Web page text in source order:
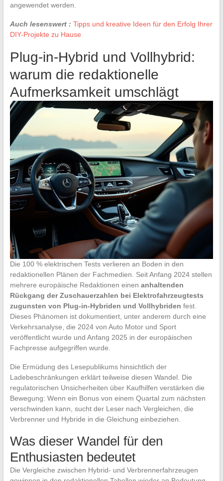
angewendet werden.
Auch lesenswert : Tipps und kreative Ideen für den Erfolg Ihrer
DIY-Projekte zu Hause
Plug-in-Hybrid und Vollhybrid:
warum die redaktionelle
Aufmerksamkeit umschlägt
Die 100 % elektrischen Tests verlieren an Boden in den
redaktionellen Plänen der Fachmedien. Seit Anfang 2024 stellen
mehrere europäische Redaktionen einen anhaltenden
Rückgang der Zuschauerzahlen bei Elektrofahrzeugtests
zugunsten von Plug-in-Hybriden und Vollhybriden fest.
Dieses Phänomen ist dokumentiert, unter anderem durch eine
Verkehrsanalyse, die 2024 von Auto Motor und Sport
veröffentlicht wurde und Anfang 2025 in der europäischen
Fachpresse aufgegriffen wurde.
Die Ermüdung des Lesepublikums hinsichtlich der
Ladebeschränkungen erklärt teilweise diesen Wandel. Die
regulatorischen Unsicherheiten über Kaufhilfen verstärken die
Bewegung: Wenn ein Bonus von einem Quartal zum nächsten
verschwinden kann, sucht der Leser nach Vergleichen, die
Verbrenner und Hybride in die Gleichung einbeziehen.
Was dieser Wandel für den
Enthusiasten bedeutet
Die Vergleiche zwischen Hybrid- und Verbrennerfahrzeugen